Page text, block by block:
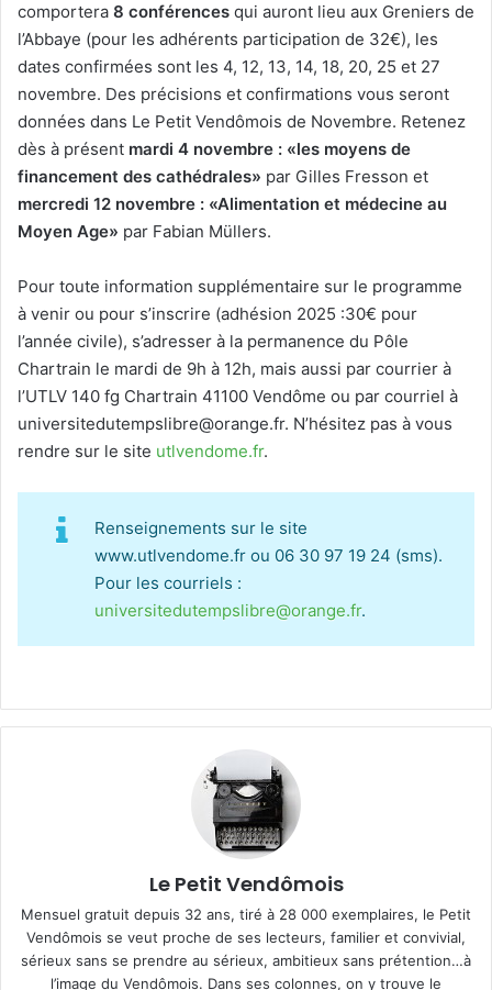
comportera 8 conférences qui auront lieu aux Greniers de
l’Abbaye (pour les adhérents participation de 32€), les
dates confirmées sont les 4, 12, 13, 14, 18, 20, 25 et 27
novembre. Des précisions et confirmations vous seront
données dans Le Petit Vendômois de Novembre. Retenez
dès à présent mardi 4 novembre : «les moyens de
financement des cathédrales» par Gilles Fresson et
mercredi 12 novembre : «Alimentation et médecine au
Moyen Age» par Fabian Müllers.
Pour toute information supplémentaire sur le programme
à venir ou pour s’inscrire (adhésion 2025 :30€ pour
l’année civile), s’adresser à la permanence du Pôle
Chartrain le mardi de 9h à 12h, mais aussi par courrier à
l’UTLV 140 fg Chartrain 41100 Vendôme ou par courriel à
universitedutempslibre@orange.fr. N’hésitez pas à vous
rendre sur le site utlvendome.fr.
Renseignements sur le site
www.utlvendome.fr ou 06 30 97 19 24 (sms).
Pour les courriels :
universitedutempslibre@orange.fr.
Le Petit Vendômois
Mensuel gratuit depuis 32 ans, tiré à 28 000 exemplaires, le Petit
Vendômois se veut proche de ses lecteurs, familier et convivial,
sérieux sans se prendre au sérieux, ambitieux sans prétention…à
l’image du Vendômois. Dans ses colonnes, on y trouve le